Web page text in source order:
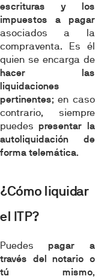
escrituras y los
impuestos a pagar
asociados a la
compraventa. Es él
quien se encarga de
hacer las
liquidaciones
pertinentes; en caso
contrario, siempre
puedes presentar la
autoliquidación de
forma telemática.
¿Cómo liquidar
el ITP?
Puedes pagar a
través del notario o
tú mismo,